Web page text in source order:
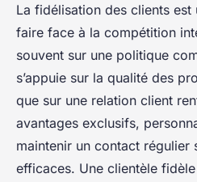
La fidélisation des clients est
faire face à la compétition
souvent sur une politique
s’appuie sur la qualité des
que sur une relation client
avantages exclusifs,
maintenir un contact régulier
efficaces. Une clientèle